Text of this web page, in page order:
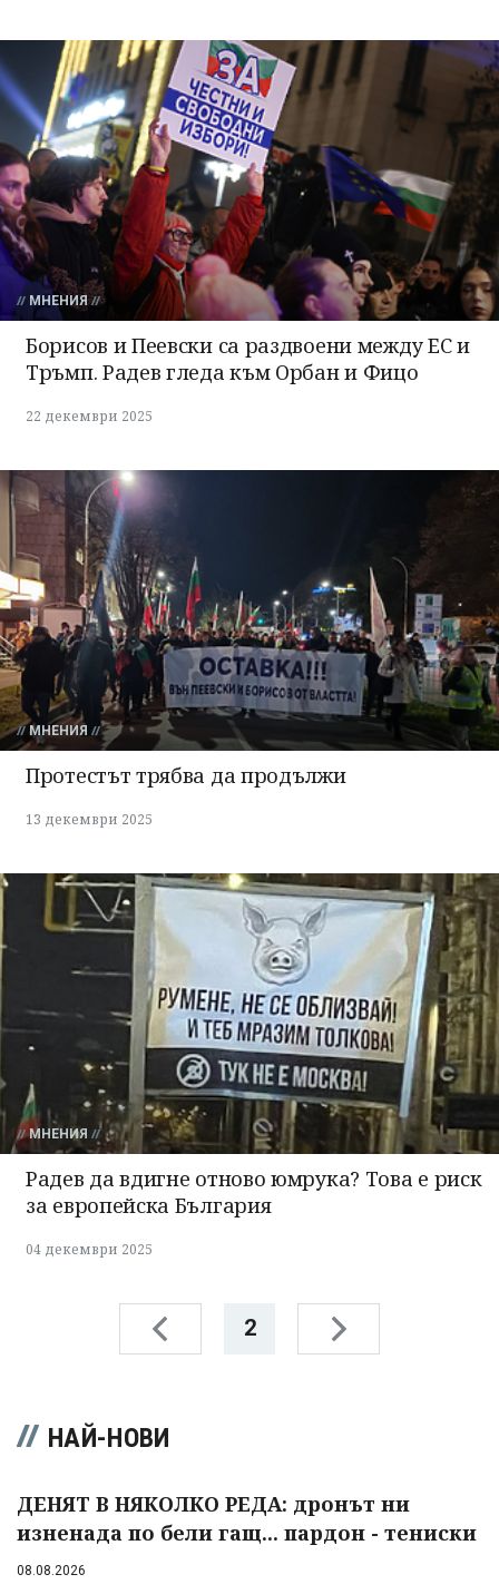
МНЕНИЯ
Борисов и Пеевски са раздвоени между ЕС и
Тръмп. Радев гледа към Орбан и Фицо
22 декември 2025
МНЕНИЯ
Протестът трябва да продължи
13 декември 2025
МНЕНИЯ
Радев да вдигне отново юмрука? Това е риск
за европейска България
04 декември 2025
2
НАЙ-НОВИ
ДЕНЯТ В НЯКОЛКО РЕДА: дронът ни
изненада по бели гащ... пардон - тениски
08.08.2026